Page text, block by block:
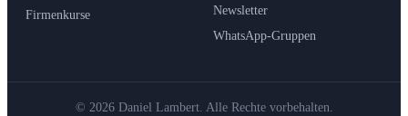
Firmenkurse
Newsletter
WhatsApp-Gruppen
© 2026 Daniel Lambert. Alle Rechte vorbehalten.